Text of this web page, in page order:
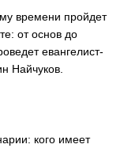
времени пройдет
от основ до
евангелист-
Найчуков.
кого имеет